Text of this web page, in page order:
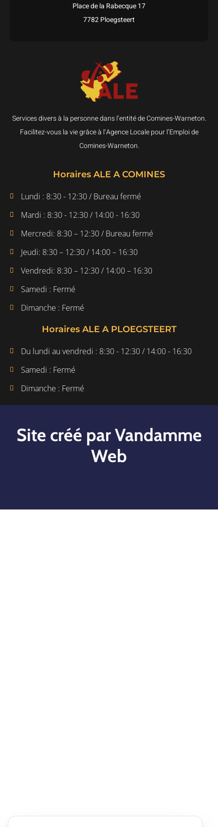
Place de la Rabecque 17
7782 Ploegsteert
Services divers à la personne dans l’entité de Comines-Warneton.
Facilitez-vous la vie grâce à l’Agence Locale pour l’Emploi de
Comines-Warneton.
Horaires ALE A COMINES
Lundi : 8:30 - 12:30 / Bureau fermé
Mardi : 8:30 - 12:30 / 14:00 - 16:30
Mercredi: 8:30 – 12:30 / Bureau fermé
Jeudi: 8:30 – 12:30 / 14:00 – 16:30
Vendredi: 8:30 – 12:30 / 14:00 – 16:30
Samedi : Fermé
Dimanche : Fermé
Horaires ALE A PLOEGSTEERT
Du lundi au vendredi : 8:30 - 12:30 / 14:00 - 16:30
Samedi : Fermé
Dimanche : Fermé
Site créé par Vandamme
Web